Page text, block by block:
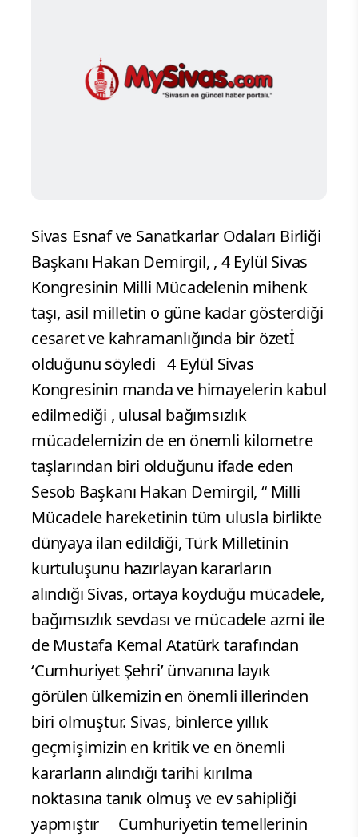
Sivas Esnaf ve Sanatkarlar Odaları Birliği
Başkanı Hakan Demirgil, , 4 Eylül Sivas
Kongresinin Milli Mücadelenin mihenk
taşı, asil milletin o güne kadar gösterdiği
cesaret ve kahramanlığında bir özetİ
olduğunu söyledi 4 Eylül Sivas
Kongresinin manda ve himayelerin kabul
edilmediği , ulusal bağımsızlık
mücadelemizin de en önemli kilometre
taşlarından biri olduğunu ifade eden
Sesob Başkanı Hakan Demirgil, “ Milli
Mücadele hareketinin tüm ulusla birlikte
dünyaya ilan edildiği, Türk Milletinin
kurtuluşunu hazırlayan kararların
alındığı Sivas, ortaya koyduğu mücadele,
bağımsızlık sevdası ve mücadele azmi ile
de Mustafa Kemal Atatürk tarafından
‘Cumhuriyet Şehri’ ünvanına layık
görülen ülkemizin en önemli illerinden
biri olmuştur. Sivas, binlerce yıllık
geçmişimizin en kritik ve en önemli
kararların alındığı tarihi kırılma
noktasına tanık olmuş ve ev sahipliği
yapmıştır
Cumhuriyetin temellerinin